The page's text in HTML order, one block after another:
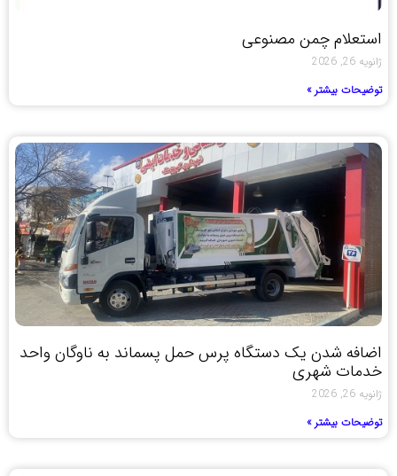
استعلام چمن مصنوعی
ژانویه 26, 2026
توضیحات بیشتر »
اضافه شدن یک دستگاه پرس حمل پسماند به ناوگان واحد
خدمات شهری
ژانویه 26, 2026
توضیحات بیشتر »